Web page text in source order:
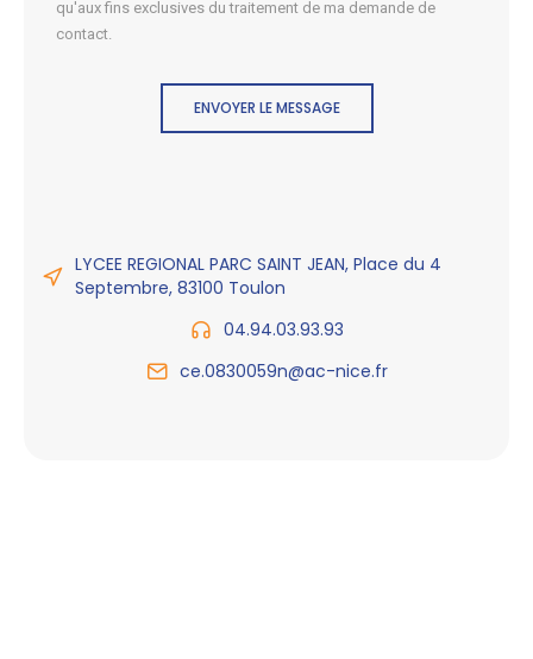
qu'aux fins exclusives du traitement de ma demande de
contact.
ENVOYER LE MESSAGE
LYCEE REGIONAL PARC SAINT JEAN, Place du 4
Septembre, 83100 Toulon
04.94.03.93.93
ce.0830059n@ac-nice.fr